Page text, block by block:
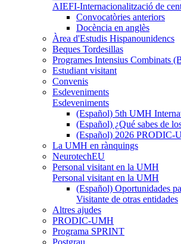
AIEFI-Internacionalització de
Convocatòries anteriors
Docència en anglès
Àrea d'Estudis Hispanounidencs
Beques Tordesillas
Programes Intensius Combinats
Estudiant visitant
Convenis
Esdeveniments
Esdeveniments
(Español) 5th UMH
(Español) ¿Qué sabes de
(Español) 2026 PRODIC-
La UMH en rànquings
NeurotechEU
Personal visitant en la UMH
Personal visitant en la UMH
(Español) Oportunidades
Visitante de otras entidades
Altres ajudes
PRODIC-UMH
Programa SPRINT
Postgrau